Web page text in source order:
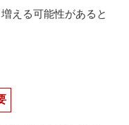
える可能性があると